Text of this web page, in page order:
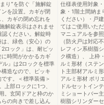
り”を防ぐ「施解錠
を設置。カギが閉
カギの閉め忘れを
解錠表示はされませ
認ください。解錠時
、緑色（安心）の
ロック」は、耐ピッ
時間がかかるカギ
ル』は2ロックを標準
造なので、ピッキ
す。＜標準装備＞
上部ロックに1つ、
。玄関ドアと枠のか
の向きで差し込ん
仕様表使用対象
象・1階土間納ま
ください）・戸
てはご使用いた
マニュアルを参
（防火戸は対応
レフィン系樹脂
ク構造）、 上枠
ルミ形材（ステ
ト主部材アルミ
アルミ形材 ポリ
ドルセットイン
ミショートバー
樹脂シリンダー